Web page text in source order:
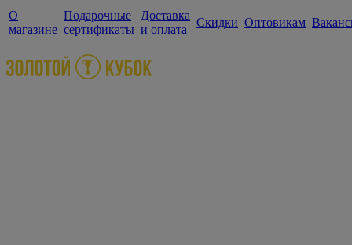
О
магазине
Подарочные
сертификаты
Доставка
и оплата
Скидки Оптовикам